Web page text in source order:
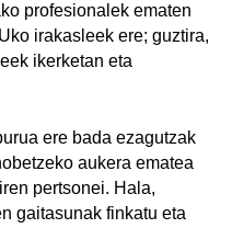
profesionalek ematen
irakasleek ere; guztira,
ikerketan eta
ere bada ezagutzak
aukera ematea
pertsonei. Hala,
gaitasunak finkatu eta